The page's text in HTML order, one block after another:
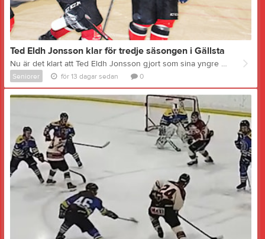
Ted Eldh Jonsson klar för tredje säsongen i Gällsta
Nu är det klart att Ted Eldh Jonsson gjort som sina yngre bröder och kritat på för sin tredje raka säsong i Gällsta IK. Ted har under de två senaste säsongerna varit vår poängkung. Säsongen 24/25 blev det hela 48 poäng (24+24) på 14 matcher och ett helt magnifikt poänsnitt med 3,43 poäng per match. Förra säsongen blev det 29 poäng (15+14) på 18 matcher. Vad är det som gör att du fortsätter i Gällsta? - Självklart att fortsätta i Gällsta. Det är kul. Roliga gubbar. Jag vill ju vara med och slutföra det vi har påbörjat! Och det är? - Gå upp i division två förstås! Bilden: Ted har precis gjort ett av sina hittills 39 mål i Gällstas tröja, det här i en match hemma mot Brunflo IK2 TRUPPEN 26/27 som den ser ut idag: Målvakter: John Markusson (2005) Moderklubb GIK Backar: Eric Björk (1997) Moderklubb Njurunda SK Neo Eldh Jonsson (2003) Moderklubb Hudiksvalls HC Daniel Zetterberg (2001) Moderklubb Njurunda SK Alfred Åström (2004) Moderklubb Njurunda SK August Camél (2008) Moderklubb GIK Alfons Wennström (2001) Moderklubb Lindefallets SK Anfallare: Liam Lundwall (2005) Moderklubb GIK Jacob Andreasson (2001) Moderklubb GIK Emil Abrahamsson (2004) Moderklubb Njurunda SK Mille Abrahamsson (2006) Moderklubb Njurunda SK William Häglund (2004) Moderklubb IF Sundsvall Hockey Joakim Wiberg (2001) Moderklubb Huddinge IK Rasmus Edh (2003) Moderklubb GIK Tiam Eldh Jonsson (2008) Moderklubb Hudiksvalls HC Tobias Holm (1997) Moderklubb GIK Adrian Zetterberg NY! (2004) Moderklubb Njurunda SK Oskar Åsén (2003) Moderklubb Njurunda SK Ted Eldh Jonsson (2001) Moderklubb Hudiksvalls HC Huvudtränare: Niklas Granell Ass tränare: Daniel Kvarnvall Sportchef: Pelle Granell
Seniorer för 13 dagar sedan 0